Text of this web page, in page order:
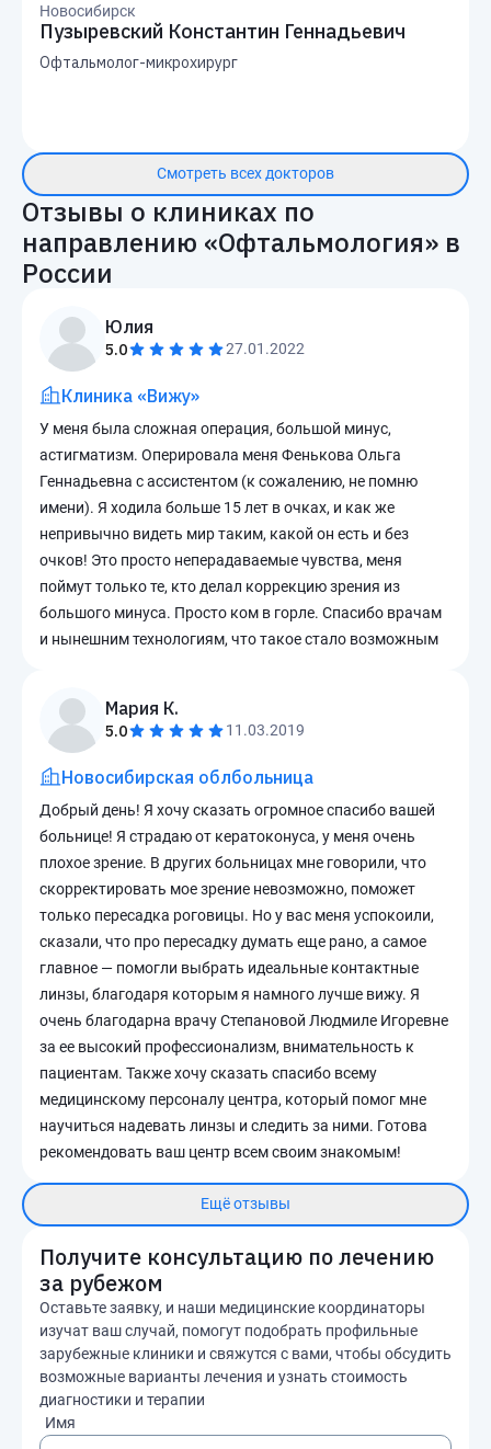
Новосибирск
Пузыревский Константин Геннадьевич
Офтальмолог-микрохирург
Смотреть всех докторов
Отзывы о клиниках по
направлению «Офтальмология» в
России
Юлия
5.0 27.01.2022
Клиника «Вижу»
У меня была сложная операция, большой минус,
астигматизм. Оперировала меня Фенькова Ольга
Геннадьевна с ассистентом (к сожалению, не помню
имени). Я ходила больше 15 лет в очках, и как же
непривычно видеть мир таким, какой он есть и без
очков! Это просто неперадаваемые чувства, меня
поймут только те, кто делал коррекцию зрения из
большого минуса. Просто ком в горле. Спасибо врачам
и нынешним технологиям, что такое стало возможным
Мария К.
5.0 11.03.2019
Новосибирская облбольница
Добрый день! Я хочу сказать огромное спасибо вашей
больнице! Я страдаю от кератоконуса, у меня очень
плохое зрение. В других больницах мне говорили, что
скорректировать мое зрение невозможно, поможет
только пересадка роговицы. Но у вас меня успокоили,
сказали, что про пересадку думать еще рано, а самое
главное — помогли выбрать идеальные контактные
линзы, благодаря которым я намного лучше вижу. Я
очень благодарна врачу Степановой Людмиле Игоревне
за ее высокий профессионализм, внимательность к
пациентам. Также хочу сказать спасибо всему
медицинскому персоналу центра, который помог мне
научиться надевать линзы и следить за ними. Готова
рекомендовать ваш центр всем своим знакомым!
Ещё отзывы
Получите консультацию по лечению
за рубежом
Оставьте заявку, и наши медицинские координаторы
изучат ваш случай, помогут подобрать профильные
зарубежные клиники и свяжутся с вами, чтобы обсудить
возможные варианты лечения и узнать стоимость
диагностики и терапии
Имя